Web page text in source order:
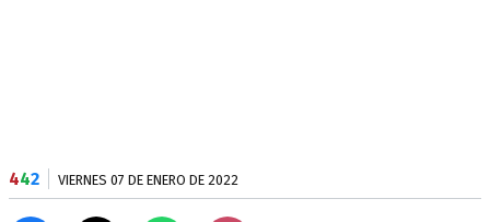
442 VIERNES 07 DE ENERO DE 2022